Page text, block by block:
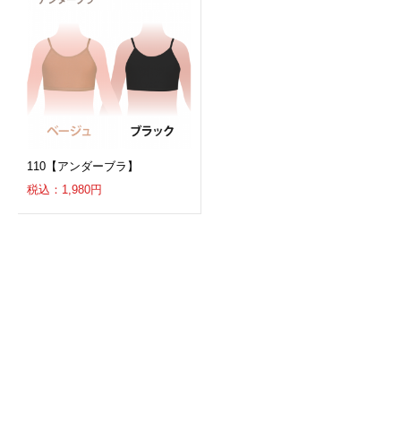
110【アンダーブラ】
税込：1,980円